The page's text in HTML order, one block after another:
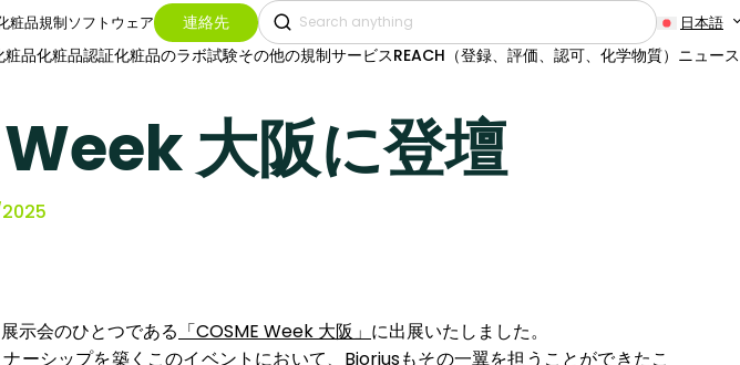
粧品規制ソフトウェア 連絡先 日本語
粧品化粧品認証化粧品のラボ試験その他の規制サービスREACH（登録、評価、認可、化学物質） ニュース
大阪に登壇
示会のひとつである 「COSME Week 大阪」 に出展いたしました。
ーシップを築くこのイベントにおいて、Bioriusもその一翼を担うことができたこ